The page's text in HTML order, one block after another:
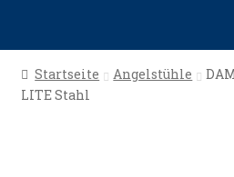
Start
Angellinks
Startseite Angelstühle
LITE Stahl